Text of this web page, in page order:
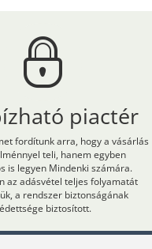
piactér
fordítunk arra, hogy a vásárlás
teli, hanem egyben
is legyen Mindenki számára.
az adásvétel teljes folyamatát
a rendszer biztonságának
biztosított.